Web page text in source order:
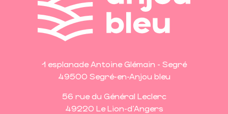
1 esplanade Antoine Glémain - Segré
49500 Segré-en-Anjou bleu
56 rue du Général Leclerc
49220 Le Lion-d'Angers